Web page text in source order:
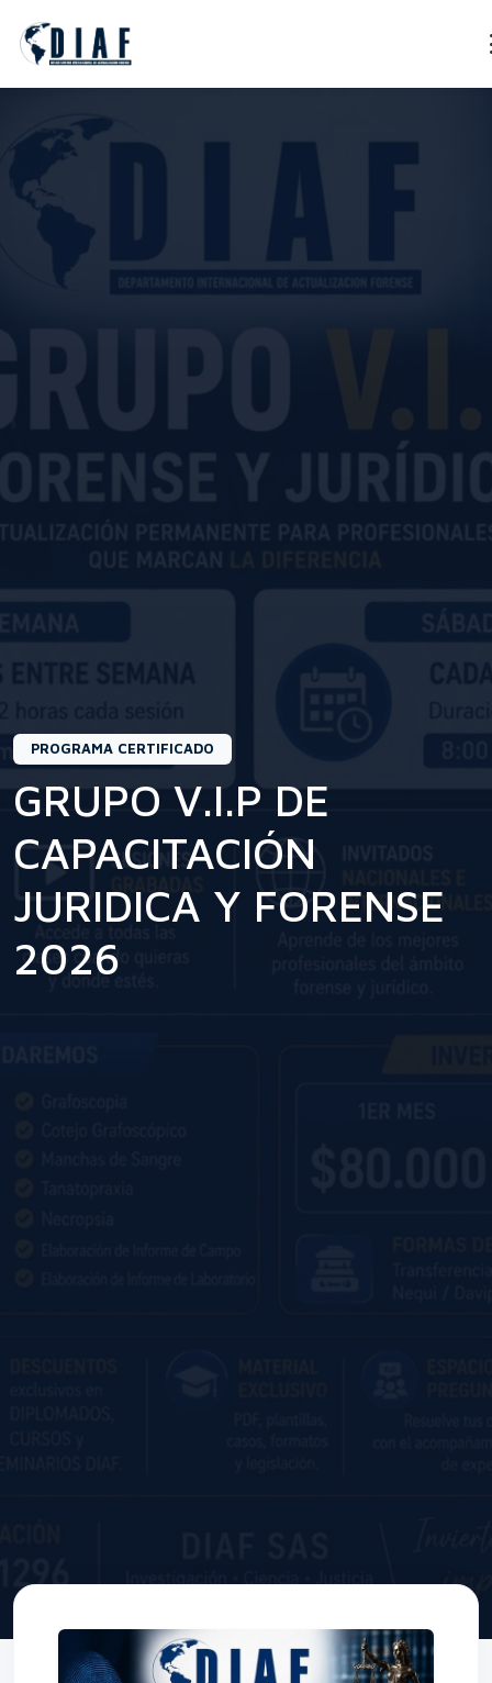
PROGRAMA CERTIFICADO
GRUPO V.I.P DE
CAPACITACIÓN
JURIDICA Y FORENSE
2026